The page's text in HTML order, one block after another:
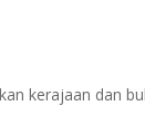
kerajaan dan